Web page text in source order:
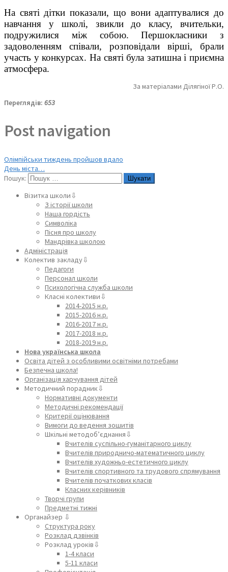
На святі дітки показали, що вони адаптувалися до
навчання у школі, звикли до класу, вчительки,
подружилися між собою. Першокласники з
задоволенням співали, розповідали вірші, брали
участь у конкурсах. На святі була затишна і приємна
атмосфера.
За матеріалами Ділягіної Р.О.
Переглядів: 653
Post navigation
Олімпійськи тиждень пройшов вдало
День міста…
Пошук:
Візитка школи⇩
З історії школи
Наша гордість
Символіка
Пісня про школу
Мандрівка школою
Адміністрація
Колектив закладу⇩
Педагоги
Персонал школи
Психологічна служба школи
Класні колективи⇩
2014-2015 н.р.
2015-2016 н.р.
2016-2017 н.р.
2017-2018 н.р.
2018-2019 н.р.
Нова українська школа
Освіта дітей з особливими освітніми потребами
Безпечна школа!
Організація харчування дітей
Методичний порадник⇩
Нормативні документи
Методичні рекомендації
Критерії оцінювання
Вимоги до ведення зошитів
Шкільні методоб’єднання⇩
Вчителів суспільно-гуманітарного циклу
Вчителів природничо-математичного циклу
Вчителів художньо-естетичного циклу
Вчителів спортивного та трудового спрямування
Вчителів початкових класів
Класних керівників
Творчі групи
Предметні тижні
Органайзер ⇩
Структура року
Розклад дзвінків
Розклад уроків⇩
1-4 класи
5-11 класи